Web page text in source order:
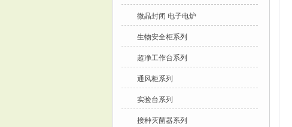
微晶封闭 电子电炉
生物安全柜系列
超净工作台系列
通风柜系列
实验台系列
接种灭菌器系列